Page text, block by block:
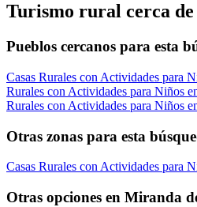
Turismo rural cerca
Pueblos cercanos para esta
Casas Rurales con Actividades para
Rurales con Actividades para Niños
Rurales con Actividades para Niños
Otras zonas para esta
Casas Rurales con Actividades para
Otras opciones en Miranda